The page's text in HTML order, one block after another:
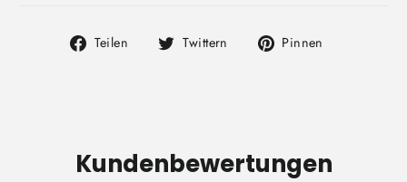
Teilen
Auf
Twittern
Auf
Pinnen
Kundenbewertungen